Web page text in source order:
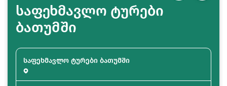
საფეხმავლო ტურები
ბათუმში
საფეხმავლო ტურები ბათუმში